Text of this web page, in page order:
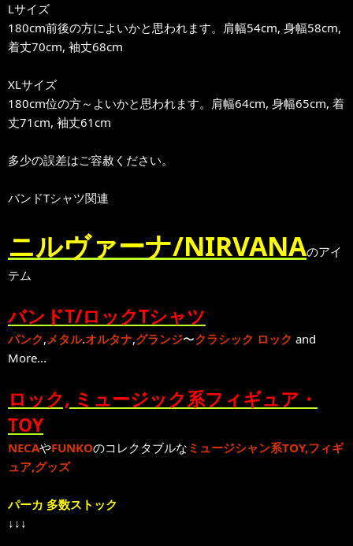
Lサイズ
180cm前後の方によいかと思われます。肩幅54cm, 身幅58cm,
着丈70cm, 袖丈68cm
XLサイズ
180cm位の方～よいかと思われます。肩幅64cm, 身幅65cm, 着
丈71cm, 袖丈61cm
多少の誤差はご容赦ください。
バンドTシャツ関連
ニルヴァーナ/NIRVANAのアイ
テム
バンドT/ロックTシャツ
パンク,メタル.オルタナ,グランジ〜クラシック ロック and
More...
ロック, ミュージック系フィギュア・
TOY
NECAやFUNKOのコレクタブルな ミュージシャン系TOY,フィギ
ュア,グッズ
パーカ 多数ストック
↓↓↓